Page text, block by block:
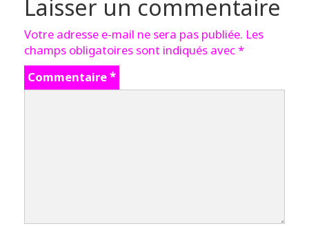
Laisser un commentaire
Votre adresse e-mail ne sera pas publiée. Les
champs obligatoires sont indiqués avec*
Commentaire*